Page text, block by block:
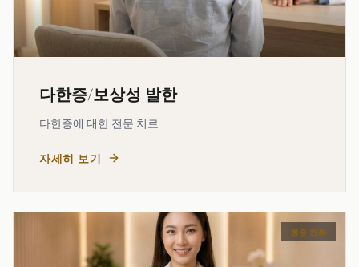
다한증/보상성 발한
다한증에 대한 전문 치료
자세히 보기
통증 완화